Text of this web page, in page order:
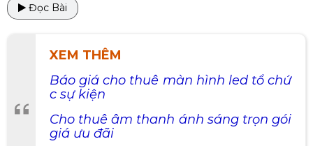
Đọc Bài
XEM THÊM
Báo giá cho thuê màn hình led tổ chứ
c sự kiện
Cho thuê âm thanh ánh sáng trọn gói
giá ưu đãi